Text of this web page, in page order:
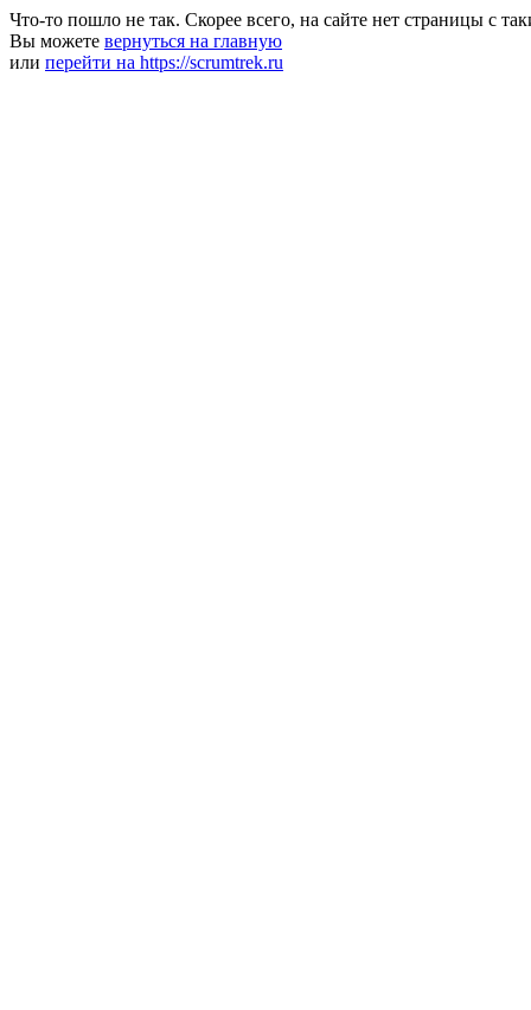
Что-то пошло не так. Скорее всего, на сайте нет страницы с
Вы можете вернуться на главную
или перейти на https://scrumtrek.ru